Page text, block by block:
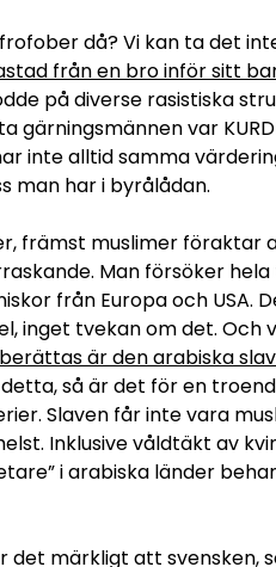
då? Vi kan ta det
från en bro inför sitt
på diverse rasistiska
gärningsmännen var
inte alltid samma
man har i byrålådan.
främst muslimer föraktar
Man försöker
från Europa och USA.
inget tvekan om det. Och
är den arabiska
så är det för en
Slaven får inte vara
Inklusive våldtäkt av
i arabiska länder
det märkligt att svensken,